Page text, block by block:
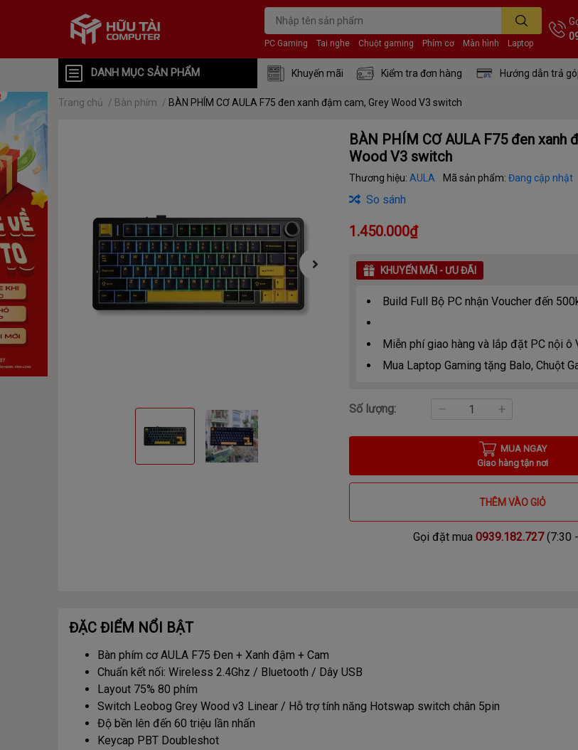
PC Gaming Tai nghe Chuột gaming Phím cơ Màn hình Laptop
DANH MỤC SẢN PHẨM Khuyến mãi Kiểm tra đơn hàng Hướng dẫn trả
Trang chủ / Bàn phím / BÀN PHÍM CƠ AULA F75 đen xanh đậm cam, Grey Wood V3 switch
BÀN PHÍM CƠ AULA F75 đen xanh
Wood V3 switch
Thương hiệu:AULA Mã sản phẩm:Đang cập nhật
So sánh
1.450.000₫
KHUYẾN MÃI - ƯU ĐÃI
Build Full Bộ PC nhận Voucher đến
Miễn phí giao hàng và lắp đặt PC nội ô
Mua Laptop Gaming tặng Balo, Chuột
Số lượng:
MUA NGAY
Giao hàng tận nơi
THÊM VÀO GIỎ
Gọi đặt mua 0939.182.727(7:30
ĐẶC ĐIỂM NỔI BẬT
Bàn phím cơ AULA F75 Đen + Xanh đậm + Cam
Chuẩn kết nối: Wireless 2.4Ghz / Bluetooth / Dây USB
Layout 75% 80 phím
Switch Leobog Grey Wood v3 Linear / Hỗ trợ tính năng Hotswap switch chân 5pin
Độ bền lên đến 60 triệu lần nhấn
Keycap PBT Doubleshot